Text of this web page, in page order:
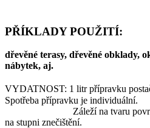
PŘÍKLADY POUŽITÍ:
dřevěné terasy, dřevěné obklady,
nábytek, aj.
VYDATNOST: 1 litr přípravku
Spotřeba přípravku je individuální.
Záleží na tvaru povrchu
na stupni znečištění.